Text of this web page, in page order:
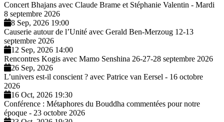
Concert Bhajans avec Claude Brame et Stéphanie Valentin - Mardi
8 septembre 2026
8 Sep, 2026 19:00
Causerie autour de l’Unité avec Gerald Ben-Merzoug 12-13
septembre 2026
12 Sep, 2026 14:00
Rencontres Kogis avec Mamo Senshina 26-27-28 septembre 2026
26 Sep, 2026
L’univers est-il conscient ? avec Patrice van Eersel - 16 octobre
2026
16 Oct, 2026 19:30
Conférence : Métaphores du Bouddha commentées pour notre
époque - 23 octobre 2026